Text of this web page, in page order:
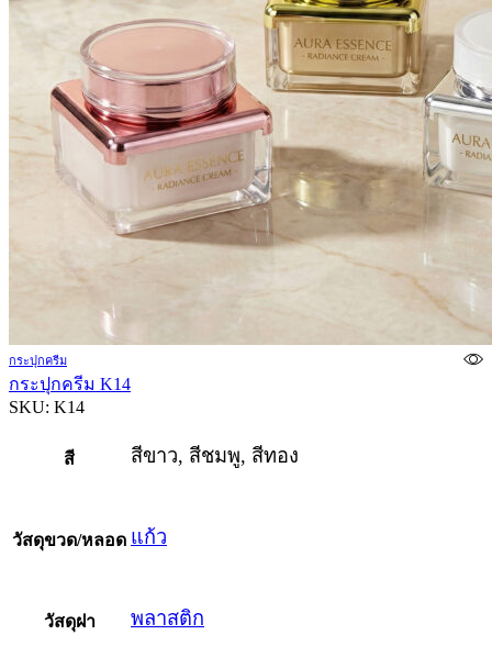
กระปุกครีม
กระปุกครีม K14
SKU: K14
สี สีขาว, สีชมพู, สีทอง
วัสดุขวด/หลอด แก้ว
วัสดุฝา พลาสติก